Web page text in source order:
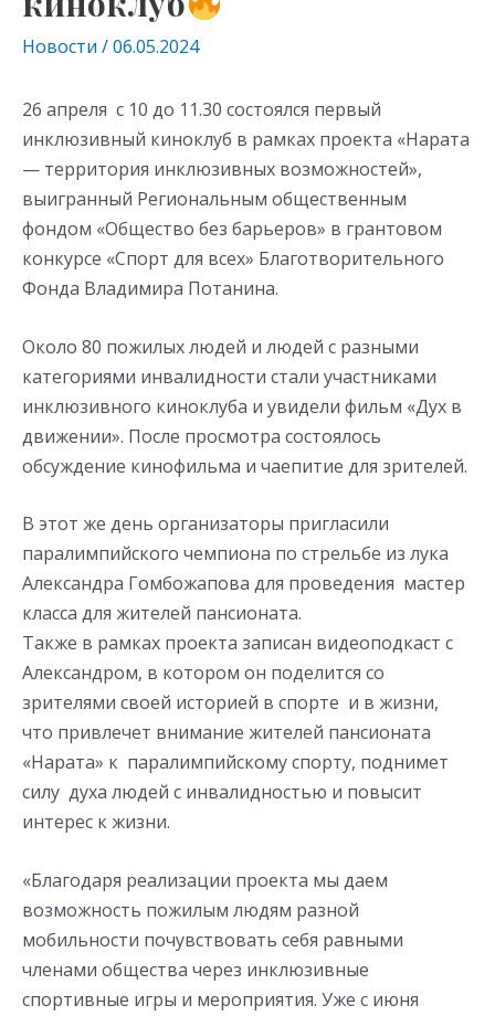
Новости /06.05.2024
26 апреля с 10 до 11.30 состоялся первый
инклюзивный киноклуб в рамках проекта «Нарата
— территория инклюзивных возможностей»,
выигранный Региональным общественным
фондом «Общество без барьеров» в грантовом
конкурсе «Спорт для всех» Благотворительного
Фонда Владимира Потанина.
Около 80 пожилых людей и людей с разными
категориями инвалидности стали участниками
инклюзивного киноклуба и увидели фильм «Дух в
движении». После просмотра состоялось
обсуждение кинофильма и чаепитие для зрителей.
В этот же день организаторы пригласили
паралимпийского чемпиона по стрельбе из лука
Александра Гомбожапова для проведения мастер
класса для жителей пансионата.
Также в рамках проекта записан видеоподкаст с
Александром, в котором он поделится со
зрителями своей историей в спорте и в жизни,
что привлечет внимание жителей пансионата
«Нарата» к паралимпийскому спорту, поднимет
силу духа людей с инвалидностью и повысит
интерес к жизни.
«Благодаря реализации проекта мы даем
возможность пожилым людям разной
мобильности почувствовать себя равными
членами общества через инклюзивные
спортивные игры и мероприятия. Уже с июня